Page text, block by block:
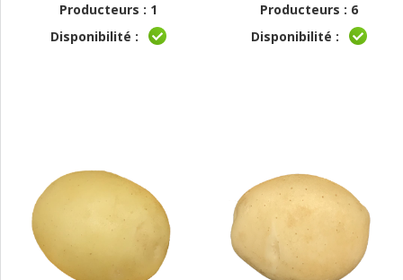
Producteurs : 1
Disponibilité :
Producteurs : 6
Disponibilité :